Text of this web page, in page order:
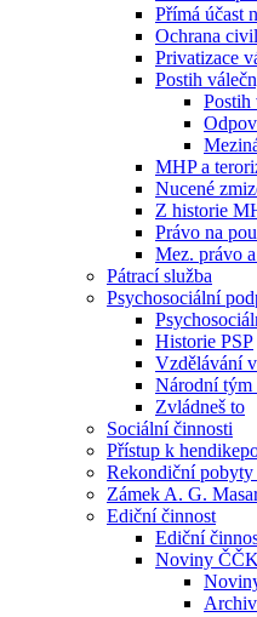
Přímá účast
Ochrana
Privatizace
Postih
Postih
MHP a
Nucené
Z historie
Právo na
Mez. právo
Pátrací služba
Psychosociální
Historie PSP
Vzdělávání
Národní tým
Zvládneš to
Sociální činnosti
Přístup k
Rekondiční pobyty
Zámek A. G.
Ediční činnost
Ediční
Noviny ČČK